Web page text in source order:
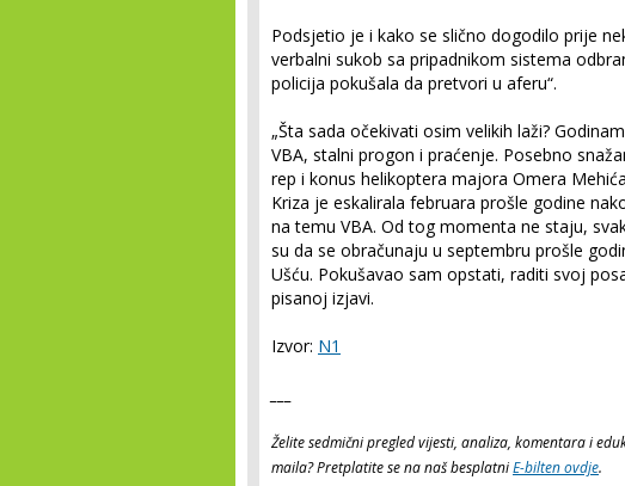
Podsjetio je i kako se slično dogodilo prije
verbalni sukob sa pripadnikom sistema
policija pokušala da pretvori u aferu“.
„Šta sada očekivati osim velikih laži?
VBA, stalni progon i praćenje. Posebno
rep i konus helikoptera majora Omera
Kriza je eskalirala februara prošle godine
na temu VBA. Od tog momenta ne staju,
su da se obračunaju u septembru prošle
Ušću. Pokušavao sam opstati, raditi svoj
pisanoj izjavi.
Izvor: N1
Želite sedmični pregled vijesti, analiza, komentara i
maila? Pretplatite se na naš besplatniE-bilten ovdje.